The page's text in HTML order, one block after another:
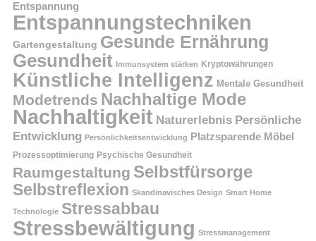
Entspannung
Entspannungstechniken
Gartengestaltung Gesunde Ernährung
Gesundheit Immunsystem stärken Kryptowährungen
Künstliche Intelligenz Mentale Gesundheit
Modetrends Nachhaltige Mode
Nachhaltigkeit Naturerlebnis Persönliche
Entwicklung Persönlichkeitsentwicklung Platzsparende Möbel
Prozessoptimierung Psychische Gesundheit
Raumgestaltung Selbstfürsorge
Selbstreflexion Skandinavisches Design Smart Home
Technologie Stressabbau
Stressbewältigung Stressmanagement